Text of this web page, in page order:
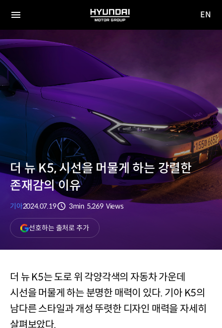
전체
메뉴
HYUNDAI
MOTOR
EN
더 뉴 K5, 시선을 머물게 하는 강렬한
존재감의 이유
기아2024.07.19
3min 5,269 Views
선호하는 출처로 추가(새
창
열림)
더 뉴 K5는 도로 위 각양각색의 자동차 가운데
시선을 머물게 하는 분명한 매력이 있다. 기아 K5의
남다른 스타일과 개성 뚜렷한 디자인 매력을 자세히
살펴보았다.